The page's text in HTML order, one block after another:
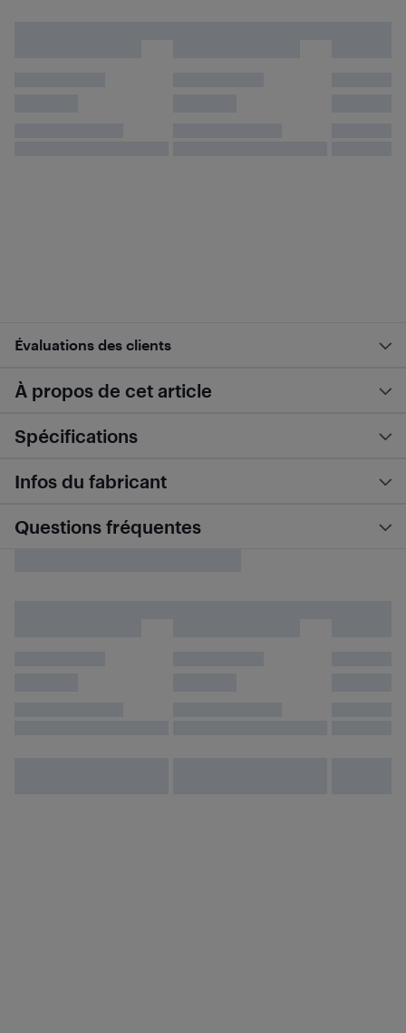
Évaluations des clients
À propos de cet article
Spécifications
Infos du fabricant
Questions fréquentes